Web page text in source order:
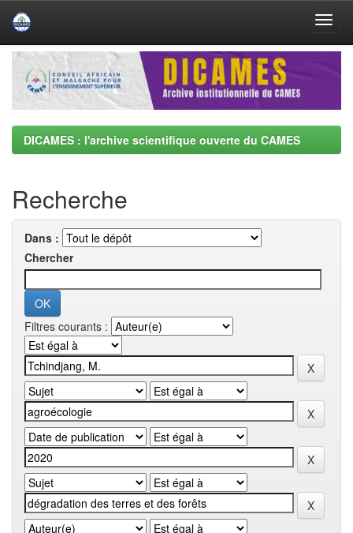
Skip
navigation
DICAMES : l'archive scientifique ouverte du CAMES
Recherche
Dans :
Chercher
Filtres courants :